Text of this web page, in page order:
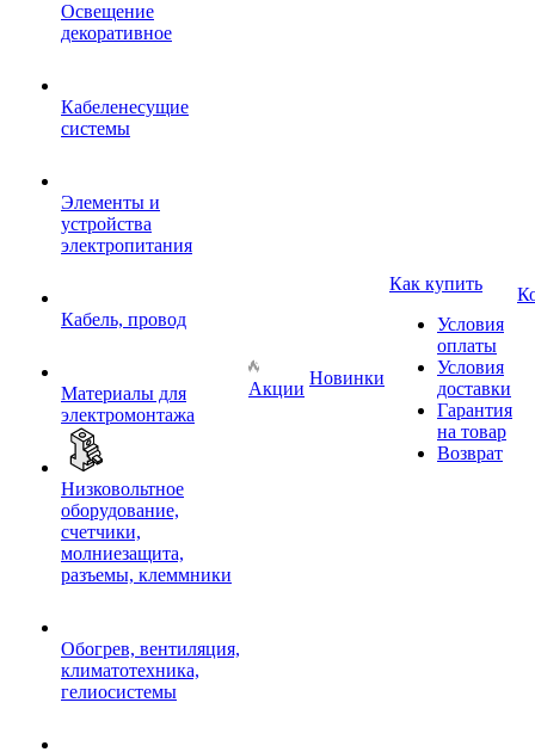
Освещение
декоративное
Кабеленесущие
системы
Элементы и
устройства
электропитания
Кабель, провод
Материалы для
электромонтажа
Низковольтное
оборудование,
счетчики,
молниезащита,
разъемы, клеммники
Обогрев, вентиляция,
климатотехника,
гелиосистемы
Акции
Новинки
Как купить
Условия
оплаты
Условия
доставки
Гарантия
на товар
Возврат